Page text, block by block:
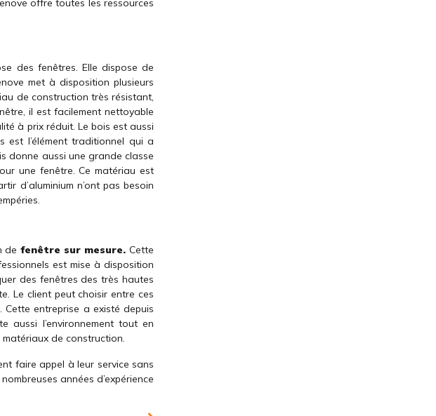
offre toutes les ressources
des fenêtres. Elle dispose de
met à disposition plusieurs
de construction très résistant,
il est facilement nettoyable
à prix réduit. Le bois est aussi
est l’élément traditionnel qui a
donne aussi une grande classe
une fenêtre. Ce matériau est
d’aluminium n’ont pas besoin
defenêtre sur mesure.Cette
est mise à disposition
des fenêtres des très hautes
Le client peut choisir entre ces
entreprise a existé depuis
aussi l’environnement tout en
de construction.
faire appel à leur service sans
années d’expérience